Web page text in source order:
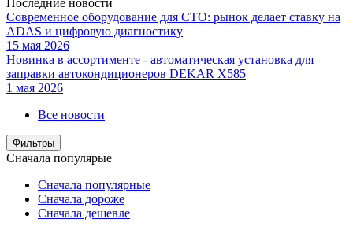
Современное оборудование для СТО: рынок делает ставку на
ADAS и цифровую диагностику
15 мая 2026
Новинка в ассортименте - автоматическая установка для
заправки автокондиционеров DEKAR X585
1 мая 2026
Все новости
Фильтры
Сначала популярые
Сначала популярные
Сначала дороже
Сначала дешевле